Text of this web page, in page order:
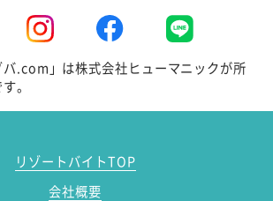
バ.com」は株式会社ヒューマニックが所
。
リゾートバイトTOP
会社概要